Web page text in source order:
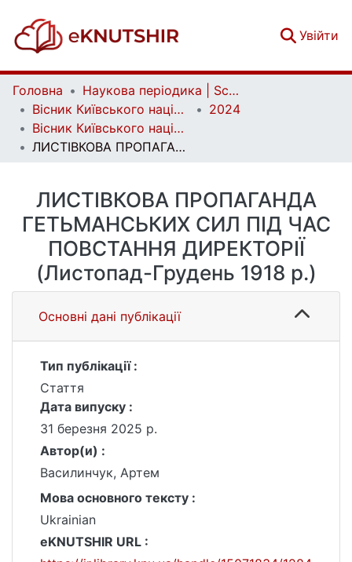
Увійти
Головна
Наукова періодика | Scientific periodicals
Вісник Київського національного університету імені Тараса Шевченка. Історія | Bulletin of Taras Shevchenko National University of Kyiv. History
2024
Вісник Київського національного університету імені Тараса Шевченка. Історія. Вип. 2 (159)
ЛИСТІВКОВА ПРОПАГАНДА ГЕТЬМАНСЬКИХ СИЛ ПІД ЧАС ПОВСТАННЯ ДИРЕКТОРІЇ (Листопад-Грудень 1918 р.)
ЛИСТІВКОВА ПРОПАГАНДА
ГЕТЬМАНСЬКИХ СИЛ ПІД ЧАС
ПОВСТАННЯ ДИРЕКТОРІЇ
(Листопад-Грудень 1918 р.)
Основні дані публікації
Тип публікації :
Стаття
Дата випуску :
31 березня 2025 р.
Автор(и) :
Василинчук, Артем
Мова основного тексту :
Ukrainian
eKNUTSHIR URL :